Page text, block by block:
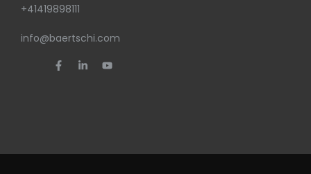
+41419898111
info@baertschi.com